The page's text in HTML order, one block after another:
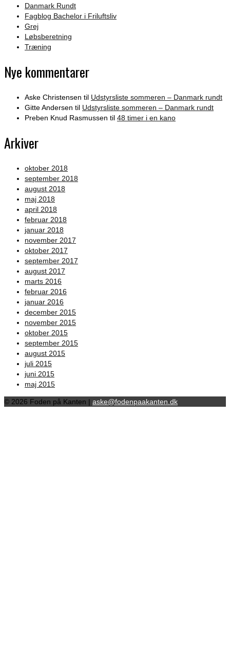
Danmark Rundt
Fagblog Bachelor i Friluftsliv
Grej
Løbsberetning
Træning
Nye kommentarer
Aske Christensen til Udstyrsliste sommeren – Danmark rundt
Gitte Andersen til Udstyrsliste sommeren – Danmark rundt
Preben Knud Rasmussen til 48 timer i en kano
Arkiver
oktober 2018
september 2018
august 2018
maj 2018
april 2018
februar 2018
januar 2018
november 2017
oktober 2017
september 2017
august 2017
marts 2016
februar 2016
januar 2016
december 2015
november 2015
oktober 2015
september 2015
august 2015
juli 2015
juni 2015
maj 2015
© 2026 Foden på Kanten | aske@fodenpaakanten.dk